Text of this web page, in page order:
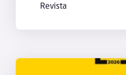
Revista